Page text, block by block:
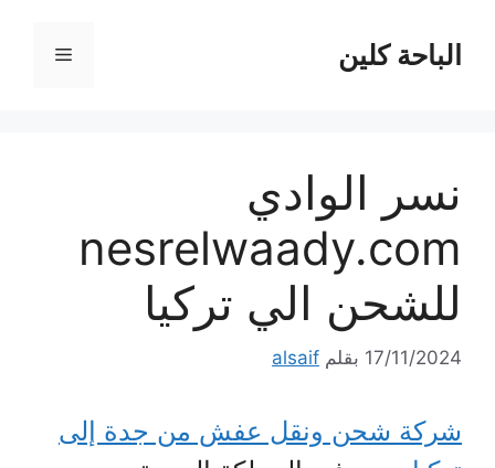
المحتوىالباحة كلين القائمة
نسر الوادي
nesrelwaady.com
للشحن الي تركيا
17/11/2024 بقلم alsaif
شركة شحن ونقل عفش من جدة إلى